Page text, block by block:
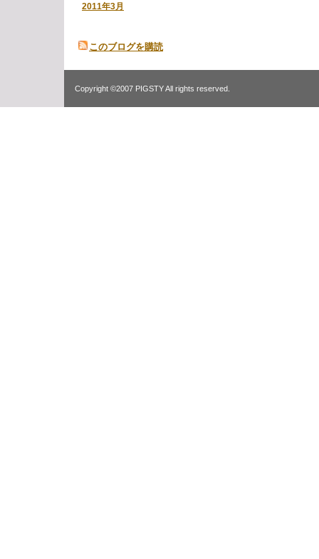
2011年3月
このブログを購読
Copyright ©2007 PIGSTY All rights reserved.